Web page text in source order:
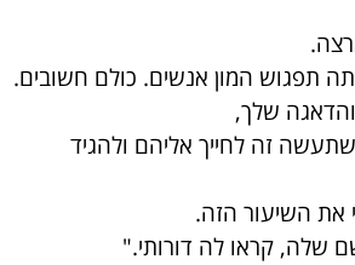
תפגוש המון אנשים. כולם חשובים.
והדאגה שלך,
זה לחייך אליהם ולהגיד
את השיעור הזה.
שלה, קראו לה דורותי."